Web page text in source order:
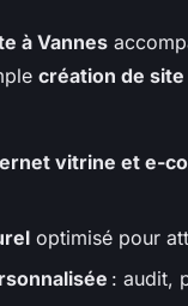
à Vannes
création de
vitrine et e-
optimisé pour
: audit,